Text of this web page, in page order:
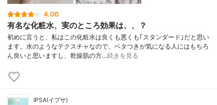
4.00
有名な化粧水、実のところ効果は、、？
初めに言うと、私はこの化粧水は良くも悪くも｢スタンダード｣だと思い
ます。水のようなテクスチャなので、ベタつきが気になる人にはもちろ
ん良いと思いますし、乾燥肌の方…続きを見る
IPSA(イプサ)